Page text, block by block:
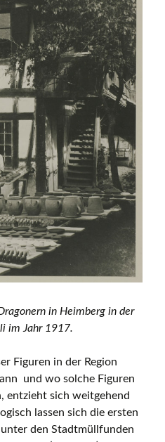
in Heimberg in der
im Jahr 1917.
Figuren in der Region
und wo solche Figuren
entzieht sich weitgehend
lassen sich die ersten
den Stadtmüllfunden